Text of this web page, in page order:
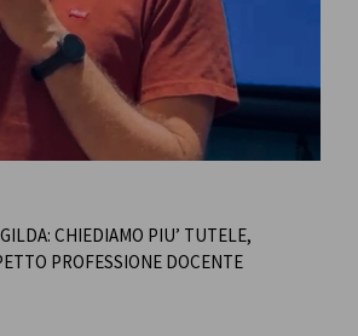
CHIEDIAMO PIU’ TUTELE,
PROFESSIONE DOCENTE